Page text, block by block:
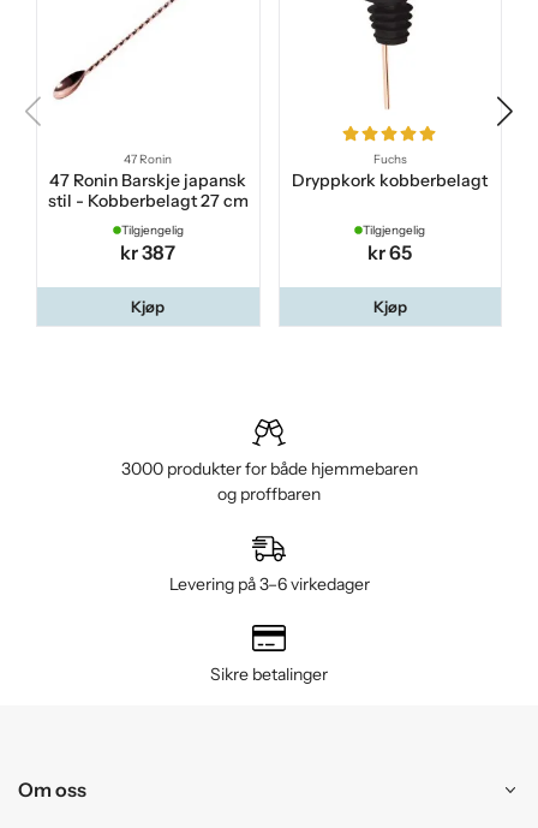
47 Ronin
47 Ronin Barskje japansk
stil - Kobberbelagt 27 cm
Tilgjengelig
kr 387
Kjøp
Fuchs
Dryppkork kobberbelagt
Tilgjengelig
kr 65
Kjøp
3000 produkter for både hjemmebaren
og proffbaren
Levering på 3–6 virkedager
Sikre betalinger
Om oss